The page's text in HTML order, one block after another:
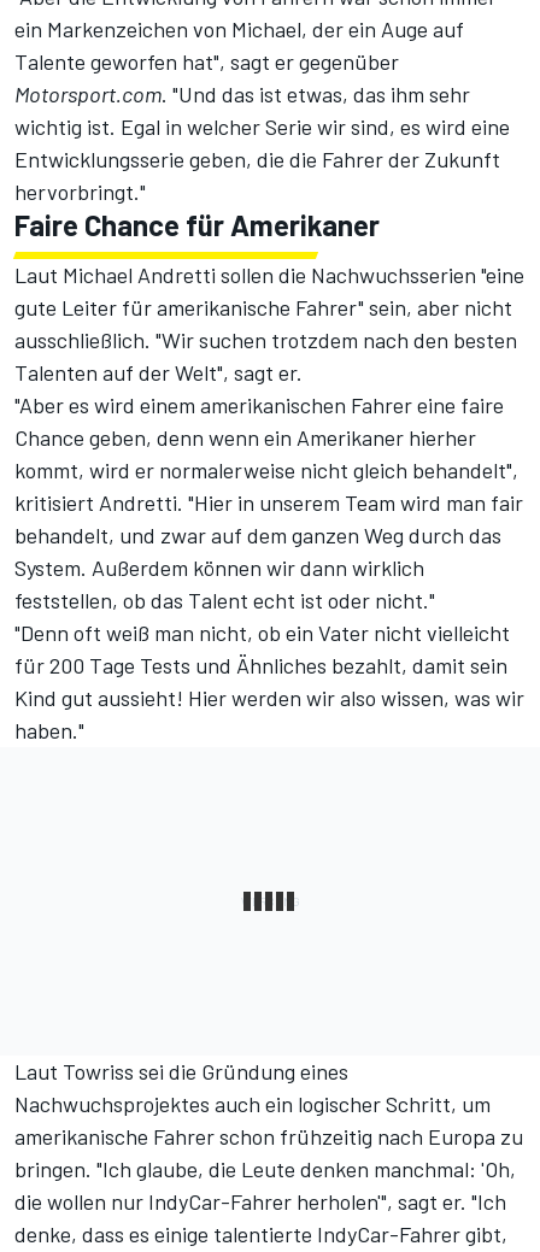
ein Markenzeichen von Michael, der ein Auge auf
Talente geworfen hat", sagt er gegenüber
Motorsport.com. "Und das ist etwas, das ihm sehr
wichtig ist. Egal in welcher Serie wir sind, es wird eine
Entwicklungsserie geben, die die Fahrer der Zukunft
hervorbringt."
Faire Chance für Amerikaner
Laut Michael Andretti sollen die Nachwuchsserien "eine
gute Leiter für amerikanische Fahrer" sein, aber nicht
ausschließlich. "Wir suchen trotzdem nach den besten
Talenten auf der Welt", sagt er.
"Aber es wird einem amerikanischen Fahrer eine faire
Chance geben, denn wenn ein Amerikaner hierher
kommt, wird er normalerweise nicht gleich behandelt",
kritisiert Andretti. "Hier in unserem Team wird man fair
behandelt, und zwar auf dem ganzen Weg durch das
System. Außerdem können wir dann wirklich
feststellen, ob das Talent echt ist oder nicht."
"Denn oft weiß man nicht, ob ein Vater nicht vielleicht
für 200 Tage Tests und Ähnliches bezahlt, damit sein
Kind gut aussieht! Hier werden wir also wissen, was wir
haben."
Laut Towriss sei die Gründung eines
Nachwuchsprojektes auch ein logischer Schritt, um
amerikanische Fahrer schon frühzeitig nach Europa zu
bringen. "Ich glaube, die Leute denken manchmal: 'Oh,
die wollen nur IndyCar-Fahrer herholen'", sagt er. "Ich
denke, dass es einige talentierte IndyCar-Fahrer gibt,